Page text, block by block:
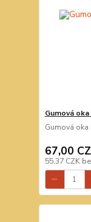
Gumová
Gumová
67,00
55,37 CZK